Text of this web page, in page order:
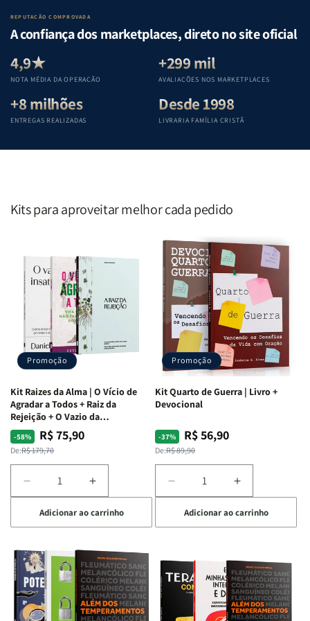
Lar
|
Equipe
Teológica
Penkal
|
Equipe
Penkal
|
Equipe
Teológica
Penkal
Equipe
REPUTAÇÃO COMPROVADA
A confiança dos marketplaces, direto no site oficial
4,9★
NOTA MÉDIA DA OPERAÇÃO
+299 mil
AVALIAÇÕES NOS MARKETPLACES
+8 milhões
ENTREGAS REALIZADAS
Desde 1998
LIVRARIA FAMÍLIA CRISTÃ
Kits para aproveitar melhor cada pedido
Promoção
Kit Raizes da Alma | O Vício de
Agradar a Todos + Raiz da
Rejeição + O Vazio da
Insatisfação.
-58%
Preço
normal
De:R$ 179,70
Preço
promocional
R$ 75,90
Diminuir
a
quantidade
de
Raizes
da
Alma
|
O
Aumentar
a
quantidade
de
Raizes
da
Alma
|
O
Adicionar ao carrinho
Promoção
Kit Quarto de Guerra | Livro +
Devocional
-37%
Preço
normal
De:R$ 89,90
Preço
promocional
R$ 56,90
Diminuir
a
quantidade
de
Quarto
de
Guerra
Livro
Aumentar
a
quantidade
de
Quarto
de
Guerra
|
Livro
Adicionar ao carrinho